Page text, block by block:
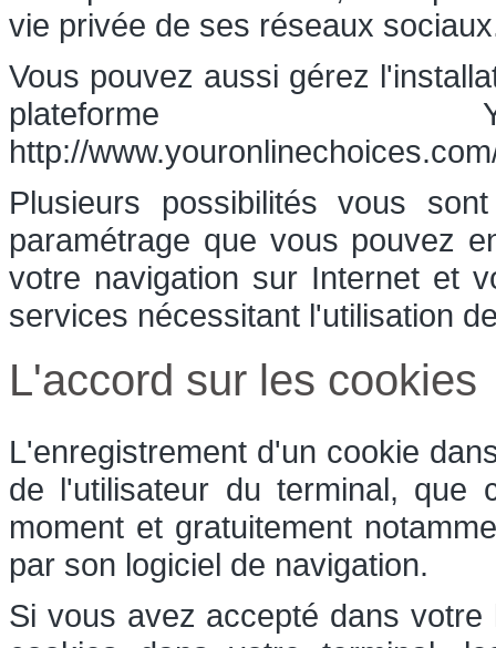
vie privée de ses réseaux
Vous pouvez aussi gérez
plateforme
http://
Plusieurs possibilités vous
paramétrage que vous pouvez
votre navigation sur Internet et
services nécessitant l'utilisation
L'accord sur les cookies
L'enregistrement d'un cookie
de l'utilisateur du terminal, que
moment et gratuitement
par son logiciel de navigation.
Si vous avez accepté dans